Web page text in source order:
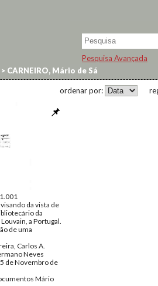
Pesquisa Avançada
> CARNEIRO, Mário de Sá
ordenar por:
da vista de
da
a Portugal.
de uma
Carlos A.
Neves
de Novembro de
Mário